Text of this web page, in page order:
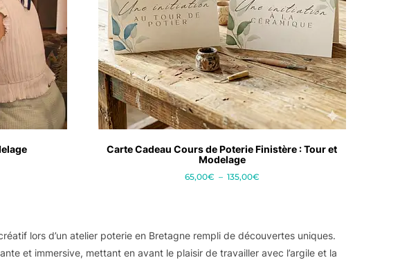
Carte Cadeau Cours de Poterie Finistère : Tour et
Modelage
65,00€ – 135,00€Plage
à
135,00€
a
plusieurs
lors d’un atelier poterie en Bretagne rempli de découvertes uniques.
et immersive, mettant en avant le plaisir de travailler avec l’argile et la